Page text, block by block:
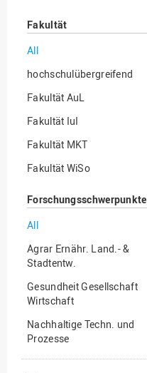
Fakultät
All
hochschulübergreifend
Fakultät AuL
Fakultät IuI
Fakultät MKT
Fakultät WiSo
Forschungsschwerpunkte
All
Agrar Ernähr. Land.- &
Stadtentw.
Gesundheit Gesellschaft
Wirtschaft
Nachhaltige Techn. und
Prozesse
Vielfältiges Forschen